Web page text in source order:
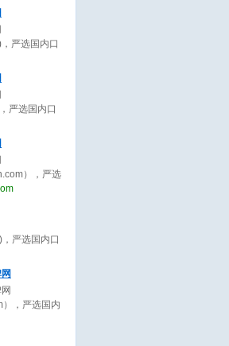
胸医生、隆
提出最真实
考。做隆胸
丰胸医生口
严选国内口
，收集全网
医生、注射
出最真实的
。做注射微
整医生口碑
严选国内口
，收集全网
医生、脂肪
出最真实的
考。做脂肪填
充医生口碑
），严选
衰医生，收
肤抗衰医
整形决策提
美评价参
，先上皮肤
严选国内口
收集全网最
、双眼皮专
的双眼皮医
皮医美前，先
），严选国内
医生，收集
复医生、双